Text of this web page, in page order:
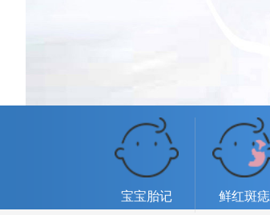
宝宝胎记 鲜红斑痣